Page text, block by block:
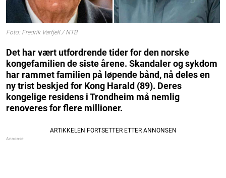
Foto: Fredrik Varfjell / NTB
Det har vært utfordrende tider for den norske
kongefamilien de siste årene. Skandaler og sykdom
har rammet familien på løpende bånd, nå deles en
ny trist beskjed for Kong Harald (89). Deres
kongelige residens i Trondheim må nemlig
renoveres for flere millioner.